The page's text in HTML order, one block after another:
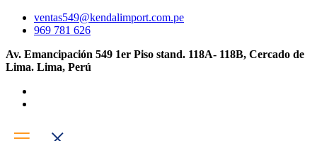
ventas549@kendalimport.com.pe
969 781 626
Av. Emancipación 549 1er Piso stand. 118A- 118B, Cercado de
Lima. Lima, Perú